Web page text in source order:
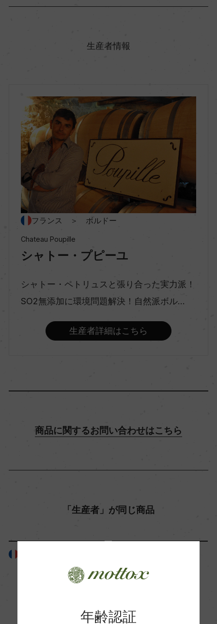
地区名
コート・ド・ボルドー
種類
スティルワイン
フルボディ
メルロー 100%
海外ワイン専門誌評価歴
生産者情報
フランス ＞ ボルドー
Chateau Poupille
シャトー・プピーユ
シャトー・ペトリュスと張り合った実力派！
SO2無添加に環境問題解決！自然派ボル...
生産者詳細はこちら
商品に関するお問い合わせはこちら
「生産者」が同じ商品
年齢認証